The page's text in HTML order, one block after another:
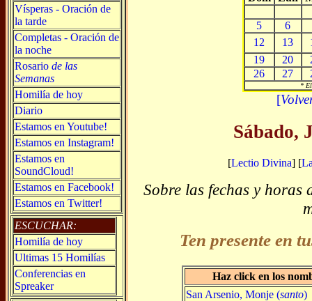
Vísperas - Oración de
la tarde
Completas - Oración de
la noche
Rosario de las
Semanas
Homilía de hoy
Diario
Estamos en Youtube!
Estamos en Instagram!
Estamos en
SoundCloud!
Estamos en Facebook!
Estamos en Twitter!
ESCUCHAR:
Homilía de hoy
Ultimas 15 Homilías
Conferencias en
Spreaker
5
6
12
13
19
20
26
27
*
[
Sábado,
[Lectio Divina] [
Sobre las fechas y horas
Ten presente en
Haz click en los
San Arsenio, Monje (santo)